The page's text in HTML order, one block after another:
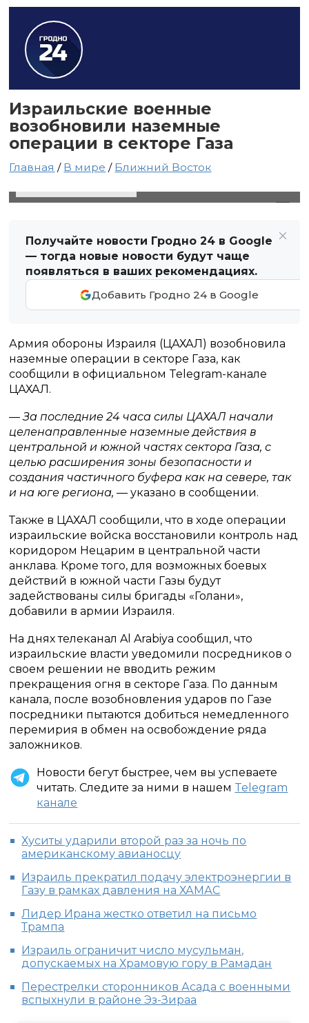
Израильские военные
возобновили наземные
операции в секторе Газа
Главная / В мире / Ближний Восток
Получайте новости Гродно 24 в Google
— тогда новые новости будут чаще
появляться в ваших рекомендациях.
Добавить Гродно 24 в Google
Армия обороны Израиля (ЦАХАЛ) возобновила
наземные операции в секторе Газа, как
сообщили в официальном Telegram-канале
ЦАХАЛ.
— За последние 24 часа силы ЦАХАЛ начали
целенаправленные наземные действия в
центральной и южной частях сектора Газа, с
целью расширения зоны безопасности и
создания частичного буфера как на севере, так
и на юге региона,— указано в сообщении.
Также в ЦАХАЛ сообщили, что в ходе операции
израильские войска восстановили контроль над
коридором Нецарим в центральной части
анклава. Кроме того, для возможных боевых
действий в южной части Газы будут
задействованы силы бригады «Голани»,
добавили в армии Израиля.
На днях телеканал Al Arabiya сообщил, что
израильские власти уведомили посредников о
своем решении не вводить режим
прекращения огня в секторе Газа. По данным
канала, после возобновления ударов по Газе
посредники пытаются добиться немедленного
перемирия в обмен на освобождение ряда
заложников.
Новости бегут быстрее, чем вы успеваете
читать. Следите за ними в нашем Telegram
канале
Хуситы ударили второй раз за ночь по
американскому авианосцу
Израиль прекратил подачу электроэнергии в
Газу в рамках давления на ХАМАС
Лидер Ирана жестко ответил на письмо
Трампа
Израиль ограничит число мусульман,
допускаемых на Храмовую гору в Рамадан
Перестрелки сторонников Асада с военными
вспыхнули в районе Эз-Зираа